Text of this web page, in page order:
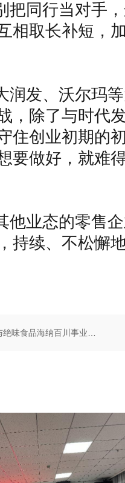
同行当对手，
相取长补短，
发、沃尔玛等
，除了与时代
住创业初期的
要做好，就难
业态的零售企
持续、不松懈
业部达成战略合作共启商超加工区调改新篇章（转自蚂蚁商联）